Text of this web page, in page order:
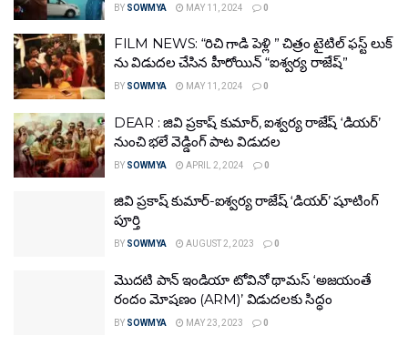
BY SOWMYA MAY 11, 2024 0
FILM NEWS: “రిచి గాడి పెళ్లి ” చిత్రం టైటిల్ ఫస్ట్ లుక్
ను విడుదల చేసిన హీరోయిన్ “ఐశ్వర్య రాజేష్”
BY SOWMYA MAY 11, 2024 0
DEAR : జివి ప్రకాష్ కుమార్, ఐశ్వర్య రాజేష్ ‘డియర్’
నుంచి భలే వెడ్డింగ్ పాట విడుదల
BY SOWMYA APRIL 2, 2024 0
జివి ప్రకాష్ కుమార్-ఐశ్వర్య రాజేష్ ‘డియర్’ షూటింగ్
పూర్తి
BY SOWMYA AUGUST 2, 2023 0
మొదటి పాన్ ఇండియా టోవినో థామస్ ‘అజయంతే
రందం మోషణం (ARM)’ విడుదలకు సిద్ధం
BY SOWMYA MAY 23, 2023 0